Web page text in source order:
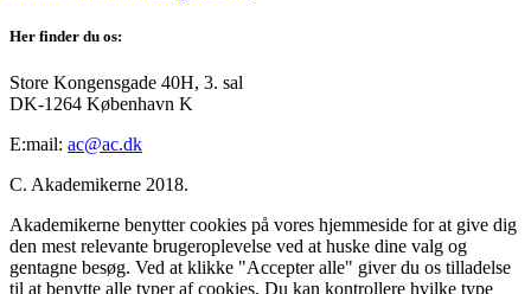
Her finder du os:
Store Kongensgade 40H, 3. sal
DK-1264 København K
E:mail: ac@ac.dk
C. Akademikerne 2018.
Akademikerne benytter cookies på vores hjemmeside for at give dig
den mest relevante brugeroplevelse ved at huske dine valg og
gentagne besøg. Ved at klikke "Accepter alle" giver du os tilladelse
til at benytte alle typer af cookies. Du kan kontrollere hvilke type